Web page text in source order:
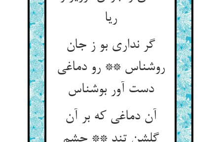
ریا
گر نداری بو ز جان
روشناس ** رو دماغی
دست آور بوشناس
آن دماغی که بر آن